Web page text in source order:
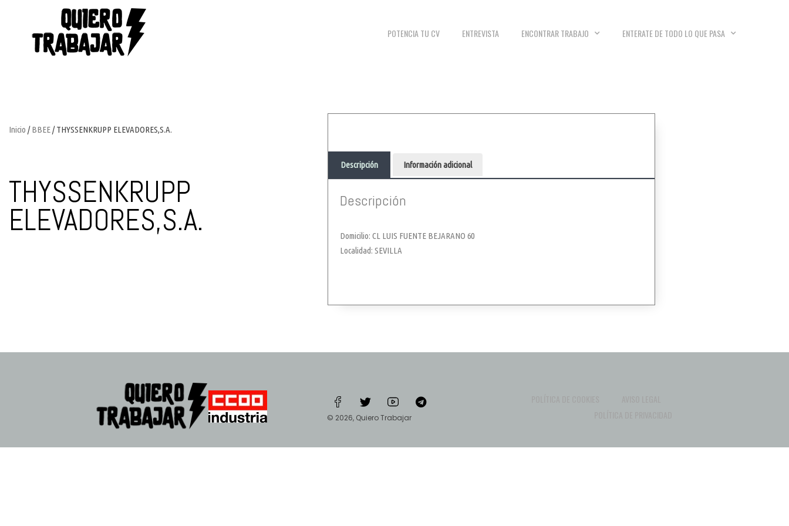
POTENCIA TU CV ENTREVISTA ENCONTRAR TRABAJO ENTERATE DE TODO LO QUE PASA
Inicio /BBEE/ THYSSENKRUPP ELEVADORES,S.A.
THYSSENKRUPP
ELEVADORES,S.A.
Descripción Información adicional
Descripción
Domicilio: CL LUIS FUENTE BEJARANO 60
Localidad: SEVILLA
© 2026, Quiero Trabajar